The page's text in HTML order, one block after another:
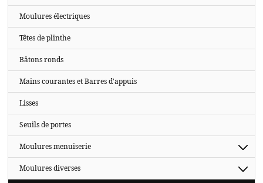
Moulures électriques
Têtes de plinthe
Bâtons ronds
Mains courantes et Barres d'appuis
Lisses
Seuils de portes
Moulures menuiserie
Moulures diverses